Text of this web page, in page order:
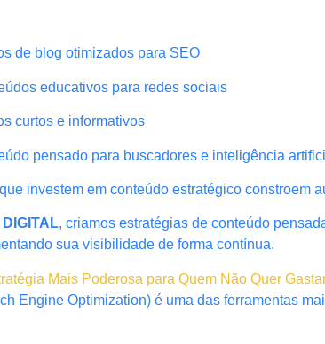
de blog otimizados para SEO
educativos para redes sociais
curtos e informativos
pensado para buscadores e inteligência
investem em conteúdo estratégico constroem
, criamos estratégias de conteúdo
sua visibilidade de forma contínua.
Mais Poderosa para Quem Não Quer
Engine Optimization) é uma das ferramentas